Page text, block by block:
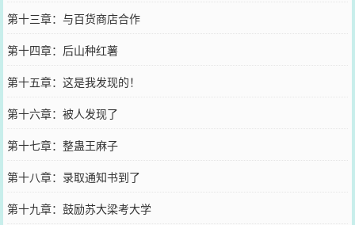
第十三章：与百货商店合作
第十四章：后山种红薯
第十五章：这是我发现的！
第十六章：被人发现了
第十七章：整蛊王麻子
第十八章：录取通知书到了
第十九章：鼓励苏大梁考大学